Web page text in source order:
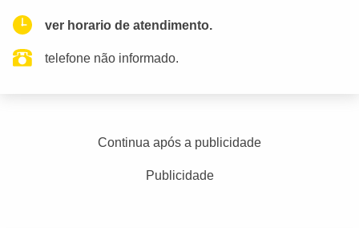
ver horario de atendimento.
telefone não informado.
Continua após a publicidade
Publicidade